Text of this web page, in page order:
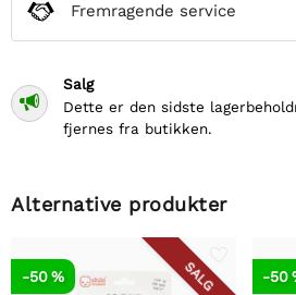
Fremragende service

Salg
Dette er den sidste
fjernes fra butikken.
Alternative produkter
SALG
-50 % -50